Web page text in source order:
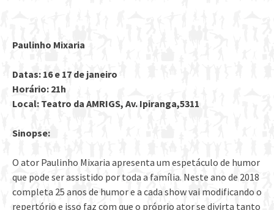
Paulinho Mixaria
Datas: 16 e 17 de janeiro
Horário: 21h
Local: Teatro da AMRIGS, Av. Ipiranga,5311
Sinopse:
O ator Paulinho Mixaria apresenta um espetáculo de humor
que pode ser assistido por toda a família. Neste ano de 2018
completa 25 anos de humor e a cada show vai modificando o
repertório e isso faz com que o próprio ator se divirta tanto